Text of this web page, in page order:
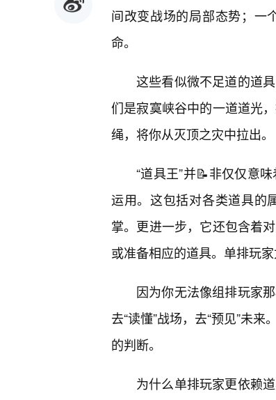
间改变战场的局部态势；一
命。
这些看似微不足道的道
们是寂寞峡谷中的一道道光
绳，将你从灭顶之灾中拉出。
“道具王”并📝非仅仅意
运用。这包括对各类道具的
掌。更进一步，它还包含着
或准备相应的道具。单排玩家
因为你无法像组排玩家
去“读懂”战场，去“预见”未
的判断。
为什么单排玩家更依赖